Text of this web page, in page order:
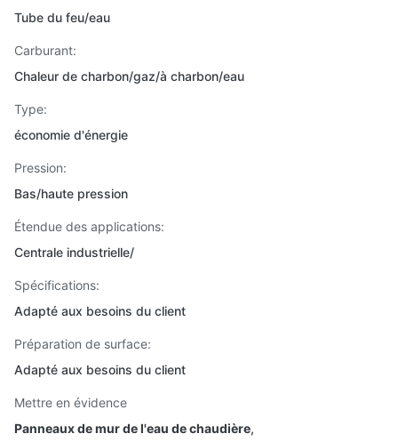
Tube du feu/eau
Carburant:
Chaleur de charbon/gaz/à charbon/eau
Type:
économie d'énergie
Pression:
Bas/haute pression
Étendue des applications:
Centrale industrielle/
Spécifications:
Adapté aux besoins du client
Préparation de surface:
Adapté aux besoins du client
Mettre en évidence
Panneaux de mur de l'eau de chaudière,